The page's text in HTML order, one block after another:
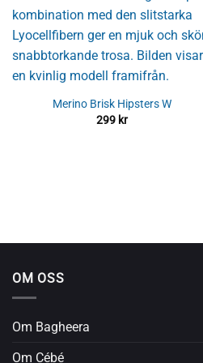
Merino Brisk Hipsters W
299 kr
OM OSS
Om Bagheera
Om Cébé